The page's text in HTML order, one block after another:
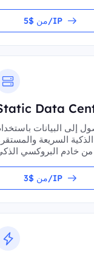
من $5/IP
Data
إلى البيانات
السريعة
من خادم البروكسي
من $3/IP